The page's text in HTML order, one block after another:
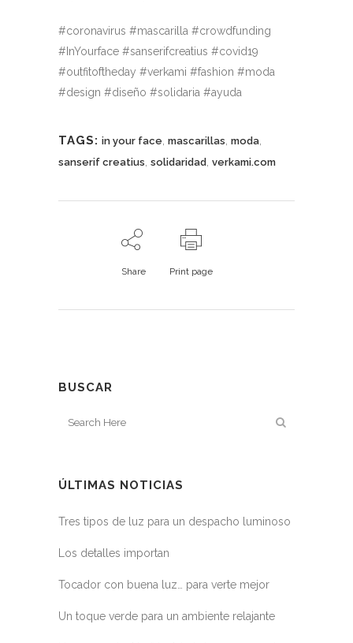
#coronavirus #mascarilla #crowdfunding
#InYourface #sanserifcreatius #covid19
#outfitoftheday #verkami #fashion #moda
#design #diseño #solidaria #ayuda
TAGS: in your face mascarillas moda
sanserif creatius solidaridad verkami.com
Share Print page
BUSCAR
ÚLTIMAS NOTICIAS
Tres tipos de luz para un despacho luminoso
Los detalles importan
Tocador con buena luz… para verte mejor
Un toque verde para un ambiente relajante